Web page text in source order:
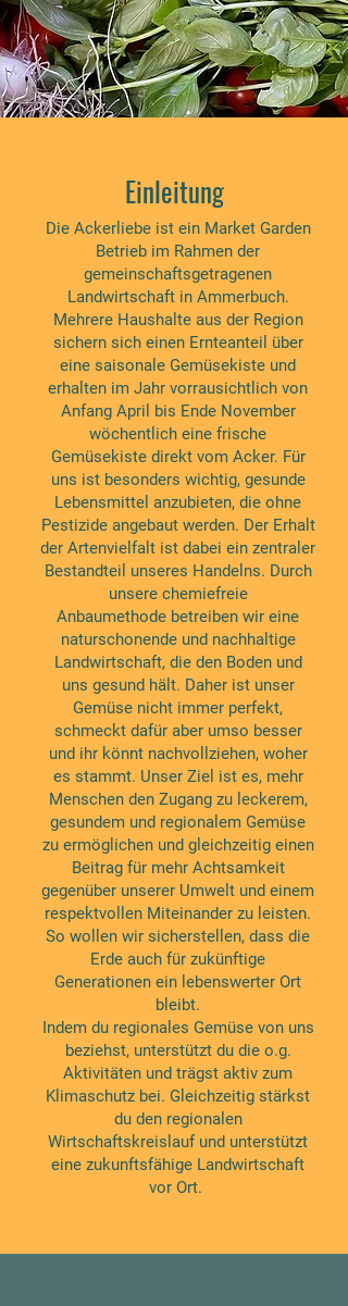
Einleitung
Die Ackerliebe ist ein Market Garden
Betrieb im Rahmen der
gemeinschaftsgetragenen
Landwirtschaft in Ammerbuch.
Mehrere Haushalte aus der Region
sichern sich einen Ernteanteil über
eine saisonale Gemüsekiste und
erhalten im Jahr vorrausichtlich von
Anfang April bis Ende November
wöchentlich eine frische
Gemüsekiste direkt vom Acker. Für
uns ist besonders wichtig, gesunde
Lebensmittel anzubieten, die ohne
Pestizide angebaut werden. Der Erhalt
der Artenvielfalt ist dabei ein zentraler
Bestandteil unseres Handelns. Durch
unsere chemiefreie
Anbaumethode betreiben wir eine
naturschonende und nachhaltige
Landwirtschaft, die den Boden und
uns gesund hält. Daher ist unser
Gemüse nicht immer perfekt,
schmeckt dafür aber umso besser
und ihr könnt nachvollziehen, woher
es stammt. Unser Ziel ist es, mehr
Menschen den Zugang zu leckerem,
gesundem und regionalem Gemüse
zu ermöglichen und gleichzeitig einen
Beitrag für mehr Achtsamkeit
gegenüber unserer Umwelt und einem
respektvollen Miteinander zu leisten.
So wollen wir sicherstellen, dass die
Erde auch für zukünftige
Generationen ein lebenswerter Ort
bleibt.
Indem du regionales Gemüse von uns
beziehst, unterstützt du die o.g.
Aktivitäten und trägst aktiv zum
Klimaschutz bei. Gleichzeitig stärkst
du den regionalen
Wirtschaftskreislauf und unterstützt
eine zukunftsfähige Landwirtschaft
vor Ort.